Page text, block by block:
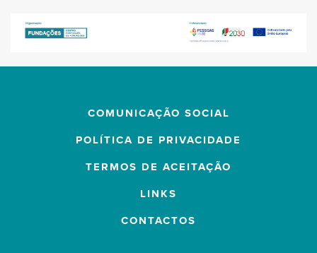
COMUNICAÇÃO SOCIAL
POLÍTICA DE PRIVACIDADE
TERMOS DE ACEITAÇÃO
LINKS
CONTACTOS